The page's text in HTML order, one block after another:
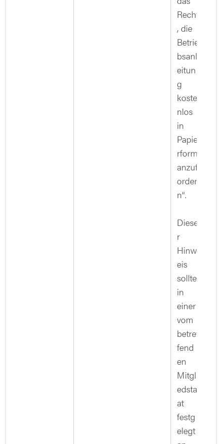
Recht
, die
Betrie
bsanl
eitun
g
koste
nlos
in
Papie
rform
anzuf
order
n“.
Diese
r
Hinw
eis
sollte
in
einer
vom
betref
fend
en
Mitgli
edsta
at
festg
elegt